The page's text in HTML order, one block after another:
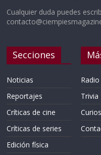
Cualquier duda puedes
Secciones
Noticias
Reportajes
Críticas de cine
Críticas de series
Edición física
Radio
Trivia